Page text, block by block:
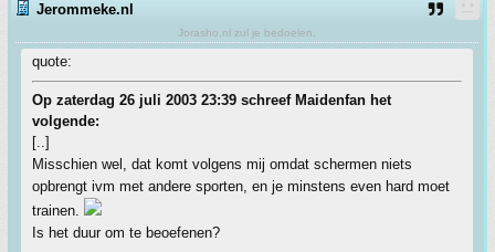
Jerommeke.nl
Jorasho.nl zul je bedoelen.
quote:
Op zaterdag 26 juli 2003 23:39 schreef Maidenfan het
volgende:
[..]
Misschien wel, dat komt volgens mij omdat schermen niets
opbrengt ivm met andere sporten, en je minstens even hard moet
trainen.
Is het duur om te beoefenen?